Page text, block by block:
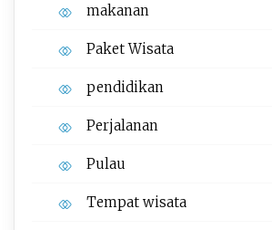
makanan
Paket Wisata
pendidikan
Perjalanan
Pulau
Tempat wisata‎